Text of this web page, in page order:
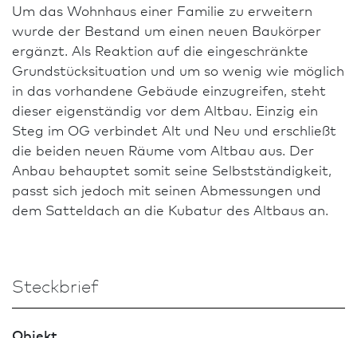
Um das Wohnhaus einer Familie zu erweitern
wurde der Bestand um einen neuen Baukörper
ergänzt. Als Reaktion auf die eingeschränkte
Grundstücksituation und um so wenig wie möglich
in das vorhandene Gebäude einzugreifen, steht
dieser eigenständig vor dem Altbau. Einzig ein
Steg im OG verbindet Alt und Neu und erschließt
die beiden neuen Räume vom Altbau aus. Der
Anbau behauptet somit seine Selbstständigkeit,
passt sich jedoch mit seinen Abmessungen und
dem Satteldach an die Kubatur des Altbaus an.
Steckbrief